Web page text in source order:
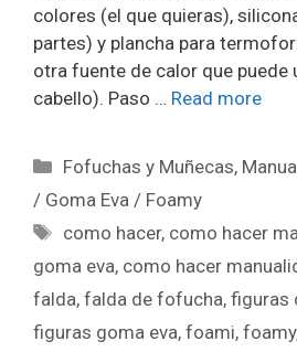
colores (el que quieras),
partes) y plancha para
otra fuente de calor que puede
cabello). Paso … Read more
Fofuchas y Muñecas,
/ Goma Eva / Foamy
como hacer, como hacer
goma eva, como hacer
falda, falda de fofucha, figuras
figuras goma eva, foami, foamy